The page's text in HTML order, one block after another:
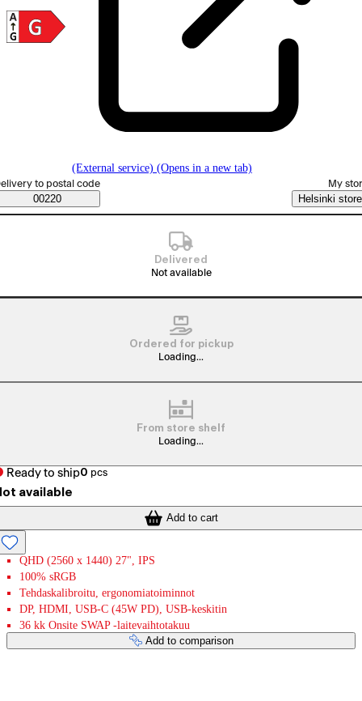
(External service) (Opens in a new tab)
Saatavuustiedot
order method
to postal code
00220
My
Helsinki store
Delivered
Not available
Ordered for pickup
Loading...
From store shelf
Loading...
Ready to ship0 pcs
available
Add to cart
QHD (2560 x 1440) 27", IPS
100% sRGB
Tehdaskalibroitu, ergonomiatoiminnot
DP, HDMI, USB-C (45W PD), USB-keskitin
36 kk Onsite SWAP -laitevaihtotakuu
Add to comparison